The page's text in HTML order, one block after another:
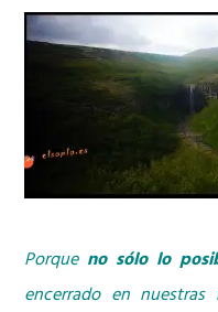
Porque no sólo lo
encerrado en